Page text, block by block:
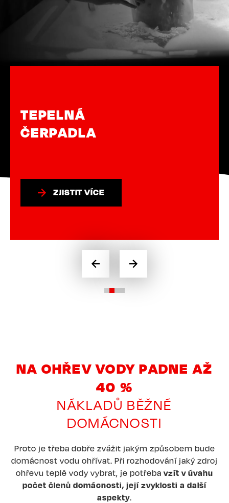
FOTOVOLTAIKA
ZJISTIT VÍCE
NA OHŘEV VODY PADNE AŽ
40 %
NÁKLADŮ BĚŽNÉ
DOMÁCNOSTI
Proto je třeba dobře zvážit jakým způsobem bude
domácnost vodu ohřívat. Při rozhodování jaký zdroj
ohřevu teplé vody vybrat, je potřebavzít v úvahu
počet členů domácnosti, její zvyklosti a další
aspekty.